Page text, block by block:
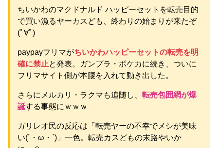
専門家「日本車はダサい、見てて恥ずかしい」
NEW!
【物議】広末涼子まさかの地上波復帰→”次男の言葉”にガル
民大激論ｗｗｗ
【衝撃】｢ブラに5000円は贅沢｣と妻を叱った夫→まさかの
元AKB社長、22億円申告漏れ 乃木坂46運営会社の株式を
パチンコ京楽産業に譲渡【ノース・リバー】【窪田康志】
元AKB社長、22億円申告漏れ 乃木坂46運営会社の株式を
パチンコ京楽産業に譲渡【ノース・リバー】【窪田康志】
Powered by livedoor 相互RSS
ちいかわのマクドナルド ハッピーセットを転売目的
で買い漁るヤーカスども、終わりの始まりが来たぞ
(ﾟ∀ﾟ)
paypayフリマがちいかわハッピーセットの転売を明
確に禁止と発表。ガンプラ・ポケカに続き、ついに
フリマサイト側が本腰を入れて動き出した。
さらにメルカリ・ラクマも追随し、 転売包囲網が爆
誕する事態にｗｗｗ
ガリレオ民の反応は「転売ヤーの不幸でメシが美味
い(´・ω・`)」一色。転売カスどもの末路やいか